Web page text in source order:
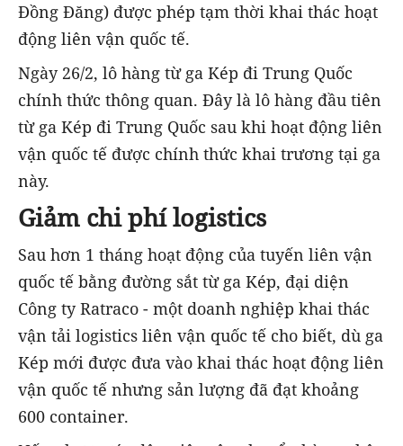
Đồng Đăng) được phép tạm thời khai thác hoạt
động liên vận quốc tế.
Ngày 26/2, lô hàng từ ga Kép đi Trung Quốc
chính thức thông quan. Đây là lô hàng đầu tiên
từ ga Kép đi Trung Quốc sau khi hoạt động liên
vận quốc tế được chính thức khai trương tại ga
này.
Giảm chi phí logistics
Sau hơn 1 tháng hoạt động của tuyến liên vận
quốc tế bằng đường sắt từ ga Kép, đại diện
Công ty Ratraco - một doanh nghiệp khai thác
vận tải logistics liên vận quốc tế cho biết, dù ga
Kép mới được đưa vào khai thác hoạt động liên
vận quốc tế nhưng sản lượng đã đạt khoảng
600 container.